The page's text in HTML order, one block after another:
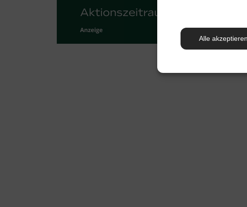
Alle akzeptieren